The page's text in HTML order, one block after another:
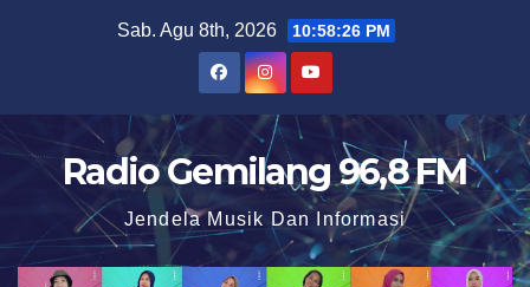
t
o
Sab. Agu 8th, 2026 10:58:27 PM
Radio Gemilang 96,8 FM
Jendela Musik Dan Informasi